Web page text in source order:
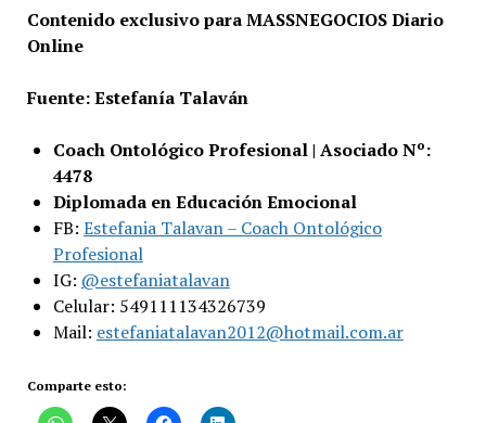
Contenido exclusivo para MASSNEGOCIOS Diario
Online
Fuente: Estefanía Talaván
Coach Ontológico Profesional | Asociado Nº:
4478
Diplomada en Educación Emocional
FB: Estefania Talavan – Coach Ontológico
Profesional
IG: @estefaniatalavan
Celular: 549111134326739
Mail: estefaniatalavan2012@hotmail.com.ar
Comparte esto: